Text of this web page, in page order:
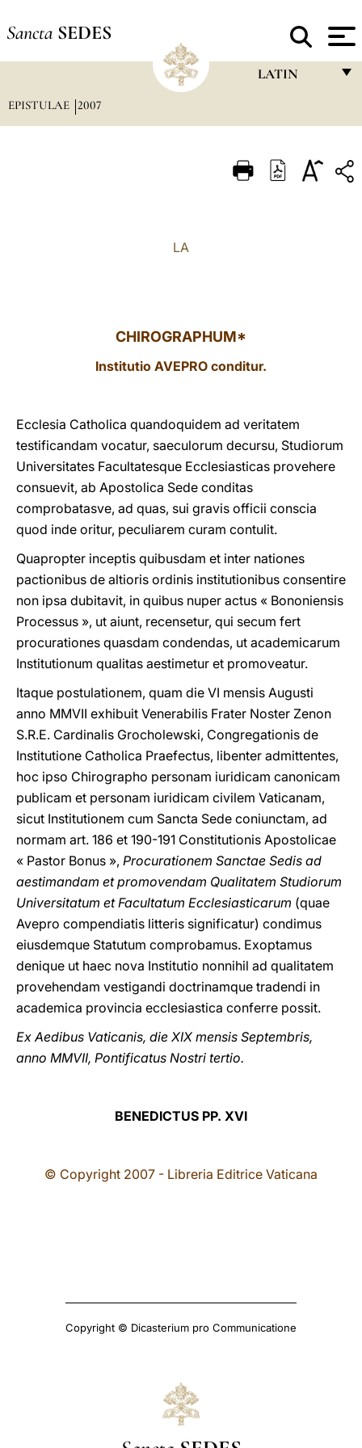
Sancta SEDES
LATIN
ITALIANO
EPISTULAE 2007
LA
CHIROGRAPHUM*
Institutio AVEPRO conditur.
Ecclesia Catholica quandoquidem ad veritatem
testificandam vocatur, saeculorum decursu, Studiorum
Universitates Facultatesque Ecclesiasticas provehere
consuevit, ab Apostolica Sede conditas
comprobatasve, ad quas, sui gravis officii conscia
quod inde oritur, peculiarem curam contulit.
Quapropter inceptis quibusdam et inter nationes
pactionibus de altioris ordinis institutionibus consentire
non ipsa dubitavit, in quibus nuper actus « Bononiensis
Processus », ut aiunt, recensetur, qui secum fert
procurationes quasdam condendas, ut academicarum
Institutionum qualitas aestimetur et promoveatur.
Itaque postulationem, quam die VI mensis Augusti
anno MMVII exhibuit Venerabilis Frater Noster Zenon
S.R.E. Cardinalis Grocholewski, Congregationis de
Institutione Catholica Praefectus, libenter admittentes,
hoc ipso Chirographo personam iuridicam canonicam
publicam et personam iuridicam civilem Vaticanam,
sicut Institutionem cum Sancta Sede coniunctam, ad
normam art. 186 et 190-191 Constitutionis Apostolicae
« Pastor Bonus », Procurationem Sanctae Sedis ad
aestimandam et promovendam Qualitatem Studiorum
Universitatum et Facultatum Ecclesiasticarum (quae
Avepro compendiatis litteris significatur) condimus
eiusdemque Statutum comprobamus. Exoptamus
denique ut haec nova Institutio nonnihil ad qualitatem
provehendam vestigandi doctrinamque tradendi in
academica provincia ecclesiastica conferre possit.
Ex Aedibus Vaticanis, die XIX mensis Septembris,
anno MMVII, Pontificatus Nostri tertio.
BENEDICTUS PP. XVI
© Copyright 2007 - Libreria Editrice Vaticana
Copyright © Dicasterium pro Communicatione